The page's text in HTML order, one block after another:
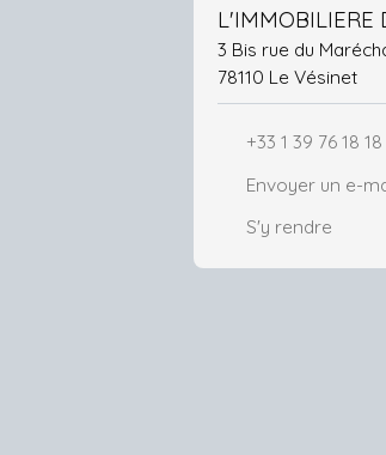
L'IMMOBILIERE
3 Bis rue du
78110 Le Vésinet
+33 1 39 76 18 18
Envoyer un e-
S'y rendre